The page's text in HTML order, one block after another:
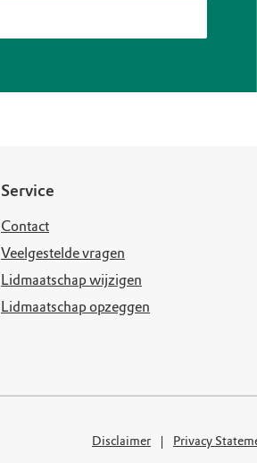
Service
Contact
Veelgestelde vragen
Lidmaatschap wijzigen
Lidmaatschap opzeggen
Disclaimer Privacy